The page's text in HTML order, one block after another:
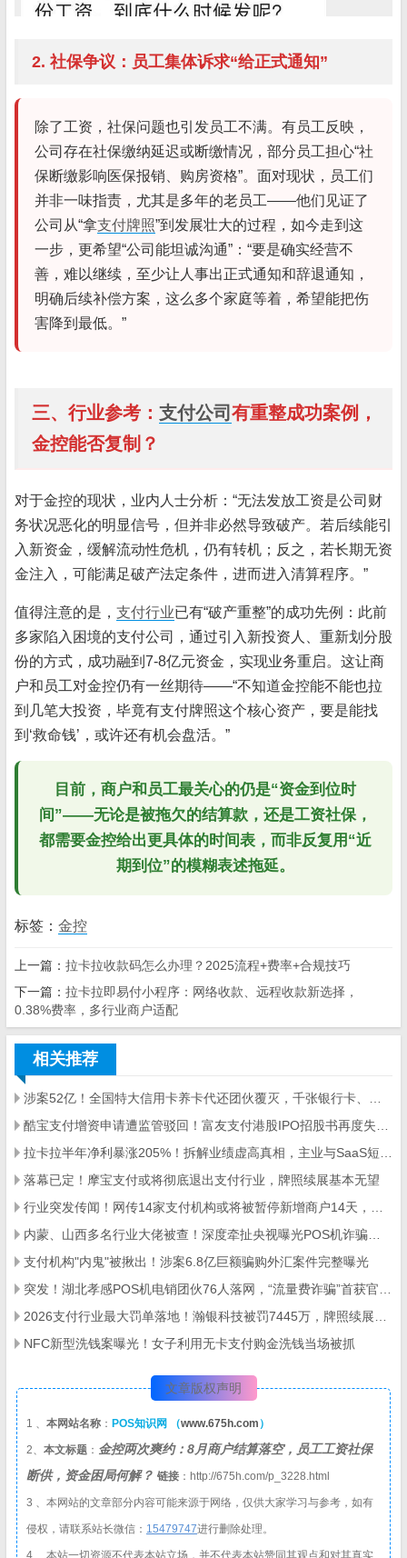
2. 社保争议：员工集体诉求“给正式通知”
除了工资，社保问题也引发员工不满。有员工反映，
公司存在社保缴纳延迟或断缴情况，部分员工担心“社
保断缴影响医保报销、购房资格”。面对现状，员工们
并非一味指责，尤其是多年的老员工——他们见证了
公司从“拿支付牌照”到发展壮大的过程，如今走到这
一步，更希望“公司能坦诚沟通”：“要是确实经营不
善，难以继续，至少让人事出正式通知和辞退通知，
明确后续补偿方案，这么多个家庭等着，希望能把伤
害降到最低。”
三、行业参考： 支付公司 有重整成功案例，
金控能否复制？
对于金控的现状，业内人士分析：“无法发放工资是公司财
务状况恶化的明显信号，但并非必然导致破产。若后续能引
入新资金，缓解流动性危机，仍有转机；反之，若长期无资
金注入，可能满足破产法定条件，进而进入清算程序。”
值得注意的是， 支付行业已有“破产重整”的成功先例：此前
多家陷入困境的支付公司，通过引入新投资人、重新划分股
份的方式，成功融到7-8亿元资金，实现业务重启。这让商
户和员工对金控仍有一丝期待——“不知道金控能不能也拉
到几笔大投资，毕竟有支付牌照这个核心资产，要是能找
到‘救命钱’，或许还有机会盘活。”
目前，商户和员工最关心的仍是“资金到位时
间”——无论是被拖欠的结算款，还是工资社保，
都需要金控给出更具体的时间表，而非反复用“近
期到位”的模糊表述拖延。
标签： 金控
上一篇： 拉卡拉收款码怎么办理？2025流程+费率+合规技巧
下一篇： 拉卡拉即易付小程序：网络收款、远程收款新选择，
0.38%费率，多行业商户适配
相关推荐
落幕已定！摩宝支付或将彻底退出支付行业，牌照续展基本无望
支付机构"内鬼"被揪出！涉案6.8亿巨额骗购外汇案件完整曝光
NFC新型洗钱案曝光！女子利用无卡支付购金洗钱当场被抓
文章版权声明
1 、 本网站名称 ： POS知识网 （www.675h.com ）
2、 本文标题 ： 金控两次爽约：8月商户结算落空，员工工资社保
断供，资金困局何解？ 链接 ：http://675h.com/p_3228.html
3 、本网站的文章部分内容可能来源于网络，仅供大家学习与参考，如有
侵权，请联系站长微信： 15479747进行删除处理。
4 、本站一切资源不代表本站立场，并不代表本站赞同其观点和对其真实